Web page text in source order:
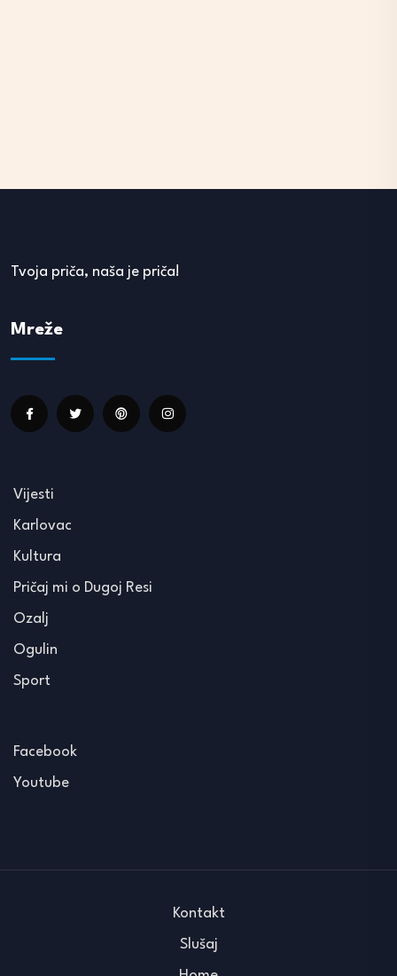
Tvoja priča, naša je priča!
Mreže
Vijesti
Karlovac
Kultura
Pričaj mi o Dugoj Resi
Ozalj
Ogulin
Sport
Facebook
Youtube
Kontakt
Slušaj